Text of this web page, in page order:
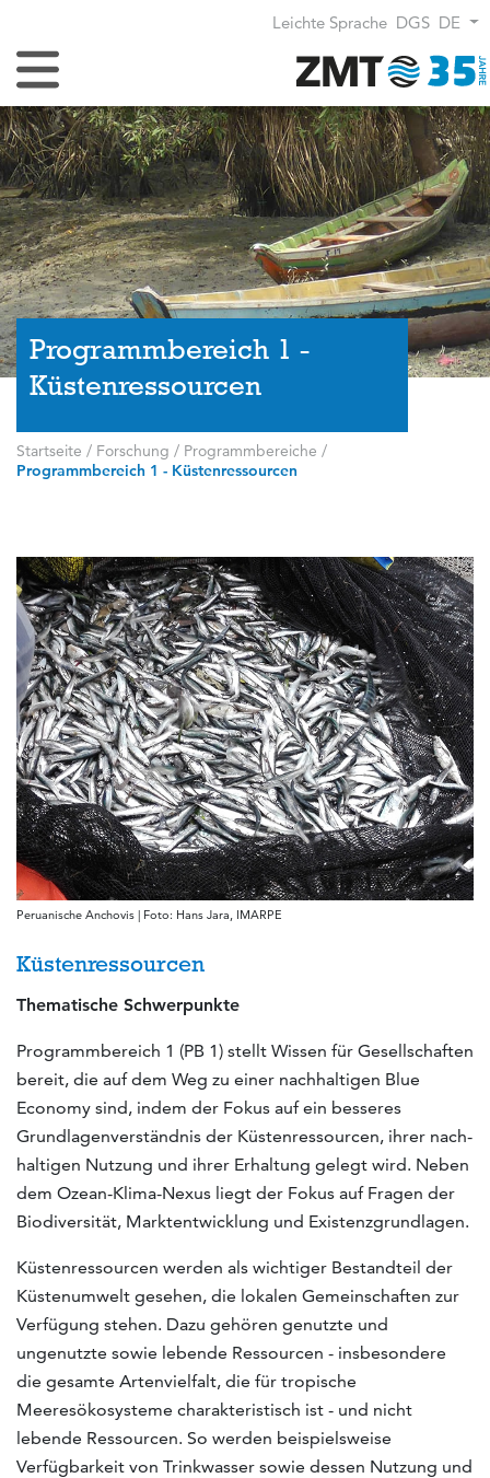
Leichte Sprache DGS DE
Navigation umschalten
Programmbereich 1 -
Küstenressourcen
Startseite / Forschung / Programmbereiche /
Programmbereich 1 - Küstenressourcen
Peruanische Anchovis | Foto: Hans Jara, IMARPE
Küstenressourcen
Thematische Schwerpunkte
Programmbereich 1 (PB 1) stellt Wissen für Gesellschaften
bereit, die auf dem Weg zu einer nachhaltigen Blue
Economy sind, indem der Fokus auf ein besseres
Grundlagenverständnis der Küstenressourcen, ihrer nach­
haltigen Nutzung und ihrer Erhaltung gelegt wird. Neben
dem Ozean-Klima-Nexus liegt der Fokus auf Fragen der
Biodiversität, Marktentwicklung und Existenzgrundlagen.
Küstenressourcen werden als wichtiger Bestandteil der
Küstenumwelt gesehen, die lokalen Gemeinschaften zur
Verfügung stehen. Dazu gehören genutzte und
ungenutzte sowie lebende Ressourcen - insbesondere
die gesamte Artenvielfalt, die für tropische
Meeresökosysteme charakteristisch ist - und nicht
lebende Ressourcen. So werden beispielsweise
Verfügbarkeit von Trinkwasser sowie dessen Nutzung und